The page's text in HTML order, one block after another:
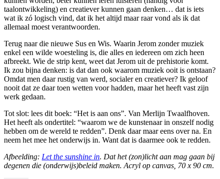
taalontwikkeling) en creatiever kunnen gaan denken… dat is iets
wat ik zó logisch vind, dat ik het altijd maar raar vond als ik dat
allemaal moest verantwoorden.
Terug naar die nieuwe Sus en Wis. Waarin Jerom zonder muziek
enkel een wilde woesteling is, die alles en iedereen om zich heen
afbreekt. Wie de strip kent, weet dat Jerom uit de prehistorie komt.
Ik zou bijna denken: is dat dan ook waarom muziek ooit is ontstaan?
Omdat men daar rustig van werd, socialer en creatiever? Ik geloof
nooit dat ze daar toen wetten voor hadden, maar het heeft vast zijn
werk gedaan.
Tot slot: lees dit boek: “Het is aan ons”. Van Merlijn Twaalfhoven.
Het heeft als ondertitel: “waarom we de kunstenaar in onszelf nodig
hebben om de wereld te redden”. Denk daar maar eens over na. En
neem het mee het onderwijs in. Want dat is daarmee ook te redden.
Afbeelding: Let the sunshine in. Dat het (zon)licht aan mag gaan bij
degenen die (onderwijs)beleid maken. Acryl op canvas, 70 x 90 cm.